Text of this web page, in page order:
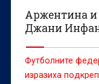
Аржентина
Джани
Футболните
изразиха